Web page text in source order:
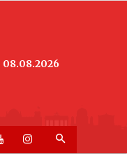
08.08.2026